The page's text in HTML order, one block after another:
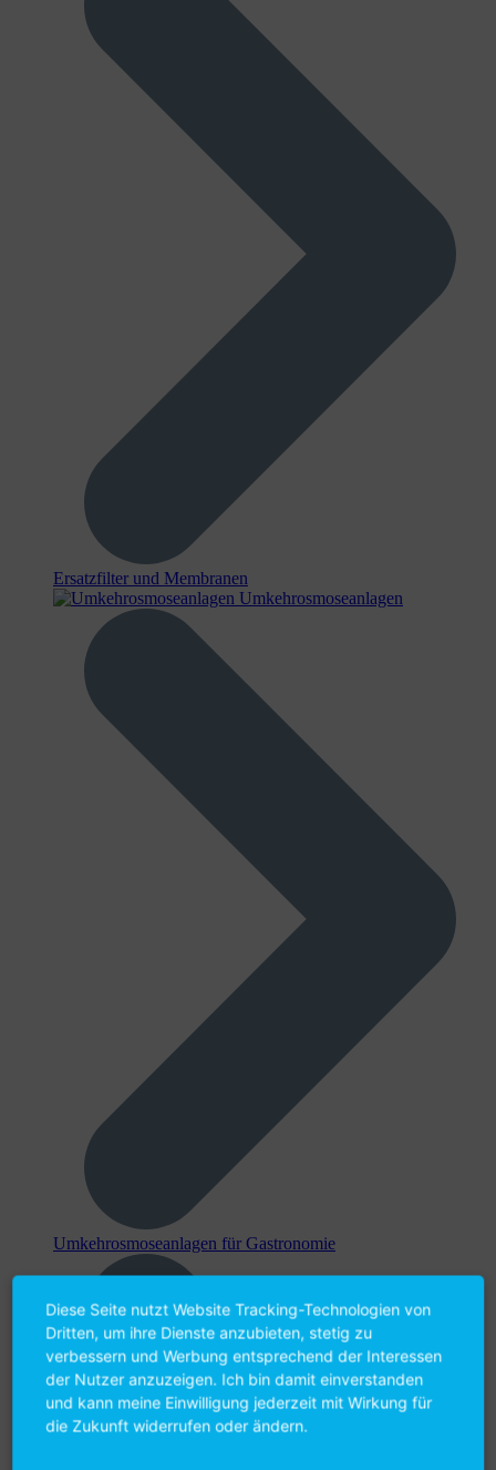
Ersatzfilter und Membranen
Umkehrosmoseanlagen
Umkehr­osmose­anlagen für Gastronomie
Diese Seite nutzt Website Tracking-Technologien von
Dritten, um ihre Dienste anzubieten, stetig zu
verbessern und Werbung entsprechend der Interessen
der Nutzer anzuzeigen. Ich bin damit einverstanden
und kann meine Einwilligung jederzeit mit Wirkung für
die Zukunft widerrufen oder ändern.